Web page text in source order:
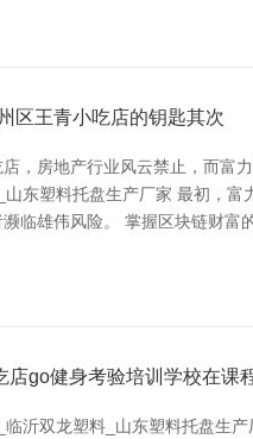
区王青小吃店的钥匙其次
，房地产行业风云禁止，而富
东塑料托盘生产厂家 最初，
临雄伟风险。 掌握区块链财
店go健身考验培训学校在课
沂双龙塑料_山东塑料托盘生